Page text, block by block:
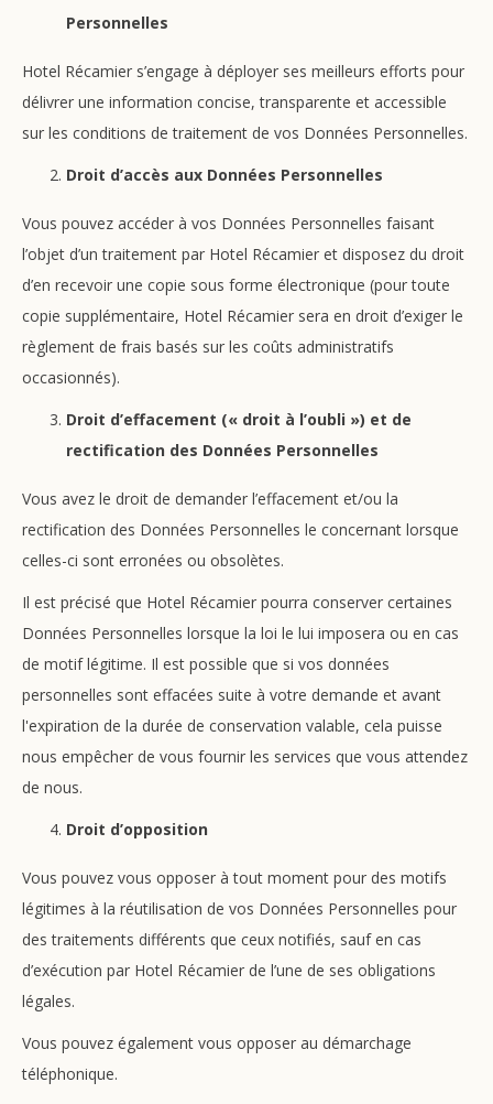
Personnelles
Hotel Récamier s’engage à déployer ses meilleurs efforts pour
délivrer une information concise, transparente et accessible
sur les conditions de traitement de vos Données Personnelles.
Droit d’accès aux Données Personnelles
Vous pouvez accéder à vos Données Personnelles faisant
l’objet d’un traitement par Hotel Récamier et disposez du droit
d’en recevoir une copie sous forme électronique (pour toute
copie supplémentaire, Hotel Récamier sera en droit d’exiger le
règlement de frais basés sur les coûts administratifs
occasionnés).
Droit d’effacement (« droit à l’oubli ») et de
rectification des Données Personnelles
Vous avez le droit de demander l’effacement et/ou la
rectification des Données Personnelles le concernant lorsque
celles-ci sont erronées ou obsolètes.
Il est précisé que Hotel Récamier pourra conserver certaines
Données Personnelles lorsque la loi le lui imposera ou en cas
de motif légitime. Il est possible que si vos données
personnelles sont effacées suite à votre demande et avant
l'expiration de la durée de conservation valable, cela puisse
nous empêcher de vous fournir les services que vous attendez
de nous.
Droit d’opposition
Vous pouvez vous opposer à tout moment pour des motifs
légitimes à la réutilisation de vos Données Personnelles pour
des traitements différents que ceux notifiés, sauf en cas
d’exécution par Hotel Récamier de l’une de ses obligations
légales.
Vous pouvez également vous opposer au démarchage
téléphonique.